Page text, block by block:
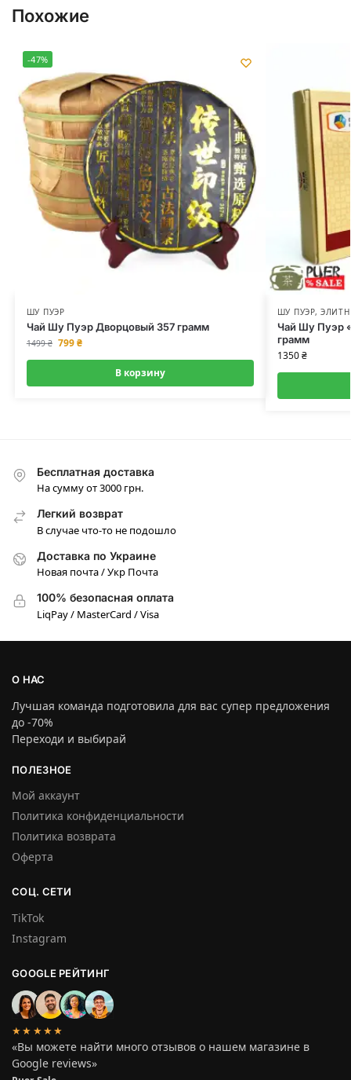
Похожие
-47%
ШУ ПУЭР
Чай Шу Пуэр Дворцовый 357 грамм
1499₴ 799₴
В корзину
ШУ ПУЭР,
Чай Шу Пуэр
грамм
1350₴
Бесплатная доставка
На сумму от 3000 грн.
Легкий возврат
В случае что-то не подошло
Доставка по Украине
Новая почта / Укр Почта
100% безопасная оплата
LiqPay / MasterCard / Visa
О НАС
Лучшая команда подготовила для вас супер предложения
до -70%
Переходи и выбирай
ПОЛЕЗНОЕ
Мой аккаунт
Политика конфиденциальности
Политика возврата
Оферта
СОЦ. СЕТИ
TikTok
Instagram
GOOGLE РЕЙТИНГ
★★★★★
«Вы можете найти много отзывов о нашем магазине в
Google reviews»